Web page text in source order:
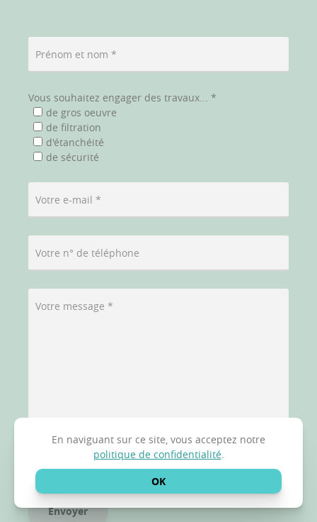
En naviguant sur ce site, vous acceptez notre
politique de confidentialité.
OK
Prénom et nom *
Vous souhaitez engager des travaux... *
de gros oeuvre
de filtration
d'étanchéité
de sécurité
Votre e-mail *
Votre n° de téléphone
Votre message *
J'ai lu et j'accepte la
Veuillez laisser ce champ vide.